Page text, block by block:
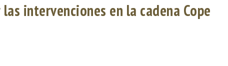
las intervenciones en la cadena Cope